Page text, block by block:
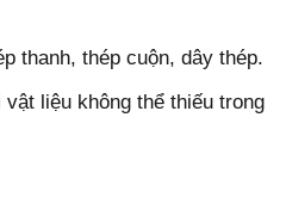
thanh, thép cuộn, dây thép.
liệu không thể thiếu trong